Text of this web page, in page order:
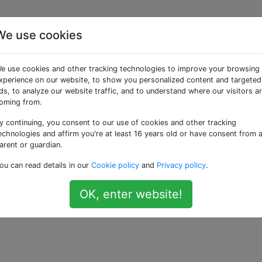
Cluster nicht
und Galaxien scheibenförmig sind, weil dies die stabilste
sind sehr alt, oftmals älter als ihre Wirtsgalaxien.
use cookies
use cookies and other tracking technologies to improve your browsing
on our website, to show you personalized content and targeted
to analyze our website traffic, and to understand where our visitors
from.
continuing, you consent to our use of cookies and other tracking
and affirm you're at least 16 years old or have consent from a
or guardian.
can read details in our Cookie policy and Privacy policy.
OK, enter website!